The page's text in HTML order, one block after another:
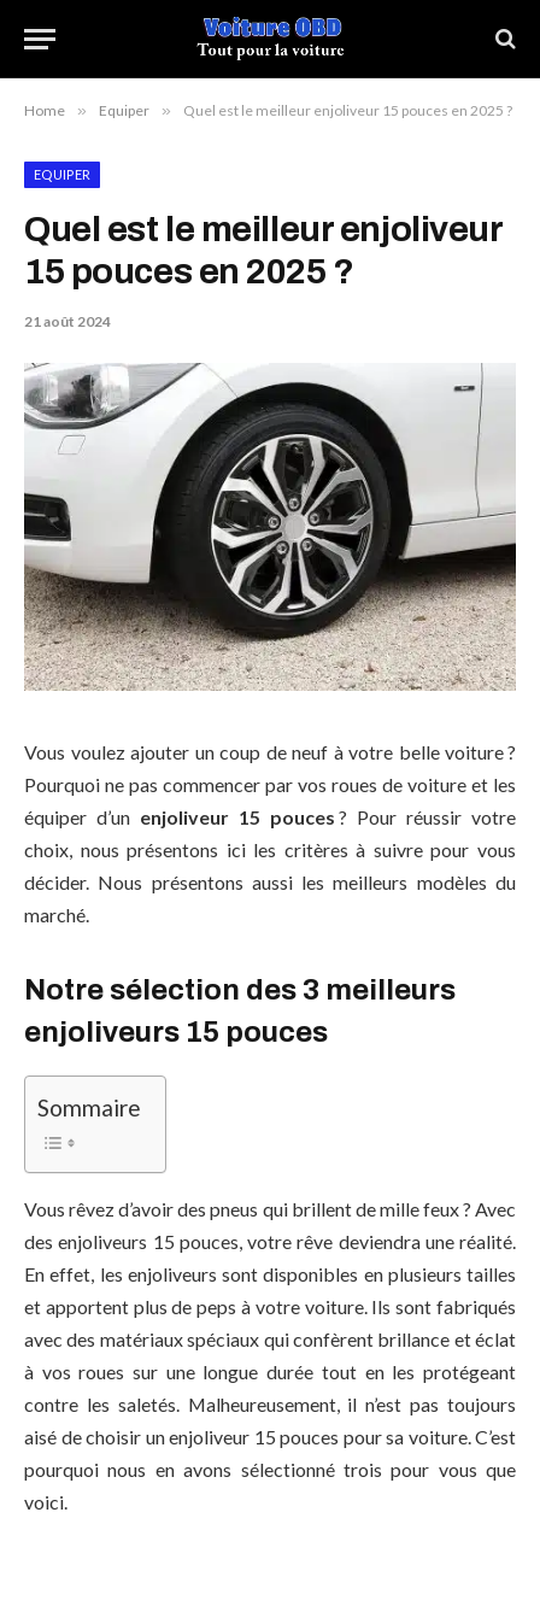
Home » Equiper » Quel est le meilleur enjoliveur 15 pouces en 2025 ?
EQUIPER
Quel est le meilleur enjoliveur
15 pouces en 2025 ?
21 août 2024
Vous voulez ajouter un coup de neuf à votre belle voiture ?
Pourquoi ne pas commencer par vos roues de voiture et les
équiper d’un enjoliveur 15 pouces ? Pour réussir votre
choix, nous présentons ici les critères à suivre pour vous
décider. Nous présentons aussi les meilleurs modèles du
marché.
Notre sélection des 3 meilleurs
enjoliveurs 15 pouces
Sommaire
Vous rêvez d’avoir des pneus qui brillent de mille feux ? Avec
des enjoliveurs 15 pouces, votre rêve deviendra une réalité.
En effet, les enjoliveurs sont disponibles en plusieurs tailles
et apportent plus de peps à votre voiture. Ils sont fabriqués
avec des matériaux spéciaux qui confèrent brillance et éclat
à vos roues sur une longue durée tout en les protégeant
contre les saletés. Malheureusement, il n’est pas toujours
aisé de choisir un enjoliveur 15 pouces pour sa voiture. C’est
pourquoi nous en avons sélectionné trois pour vous que
voici.